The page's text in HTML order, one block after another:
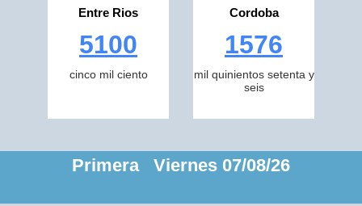
Entre Rios
5100
cinco mil ciento
Cordoba
1576
mil quinientos setenta y
seis
Primera Viernes 07/08/26